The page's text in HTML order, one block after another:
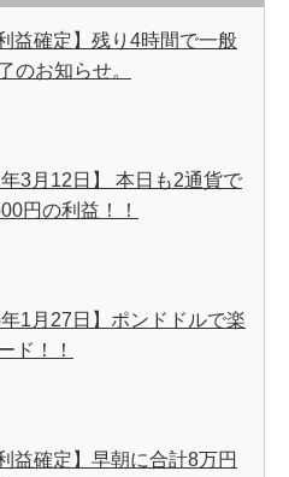
益確定】残り4時間で一般
のお知らせ。
年3月12日】 本日も2通貨で
円の利益！！
年1月27日】ポンドドルで楽
ド！！
益確定】早朝に合計8万円